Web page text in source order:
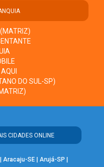
(MATRIZ)
DO SUL-SP)
CIDADES ONLINE
Aracaju-SE| Arujá-SP